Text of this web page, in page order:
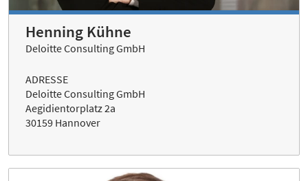
Henning Kühne
Deloitte Consulting GmbH
ADRESSE
Deloitte Consulting GmbH
Aegidientorplatz 2a
30159 Hannover